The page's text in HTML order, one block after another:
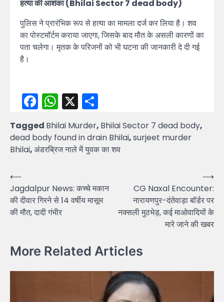
हत्या की आशंका (Bhilai Sector 7 dead body)
पुलिस ने प्रारंभिक रूप से हत्या का मामला दर्ज कर लिया है। शव
का पोस्टमॉर्टम कराया जाएगा, जिसके बाद मौत के असली कारणों का
पता चलेगा। मृतक के परिजनों को भी घटना की जानकारी दे दी गई
है।
Facebook
WhatsApp
X
Tagged Bhilai Murder, Bhilai Sector 7 dead body,
dead body found in drain Bhilai,surjeet murder
Bhilai,अंडरब्रिज नाले में युवक का शव
Post
navigation
⟵
Jagdalpur News: कच्चे मकान
की दीवार गिरने से 14 वर्षीय मासूम
की मौत, दादी गंभीर
CG Naxal Encounter:
नारायणपुर-दंतेवाड़ा बॉर्डर पर
नक्सली मुठभेड़, कई माओवादियों के
मारे जाने की खबर
⟶
More Related Articles